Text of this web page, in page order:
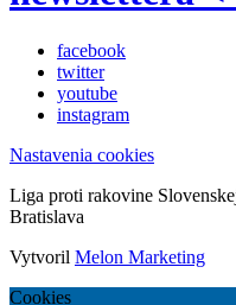
facebook
twitter
youtube
instagram
Nastavenia cookies
Liga proti rakovine
Bratislava
Vytvoril Melon Marketing
Cookies